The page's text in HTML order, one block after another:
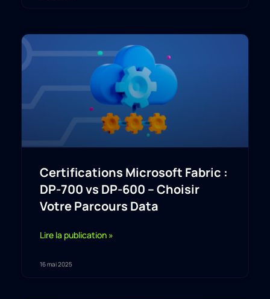
Certifications Microsoft Fabric :
DP-700 vs DP-600 – Choisir
Votre Parcours Data
Lire la publication »
16 mai 2025